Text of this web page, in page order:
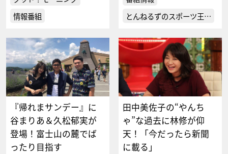
情報番組
とんねるずのスポーツ王…
『帰れまサンデー』に
谷まりあ＆久松郁実が
登場！富士山の麓でば
ったり目指す
田中美佐子の“やんち
ゃ”な過去に林修が仰
天！「今だったら新聞
に載る」